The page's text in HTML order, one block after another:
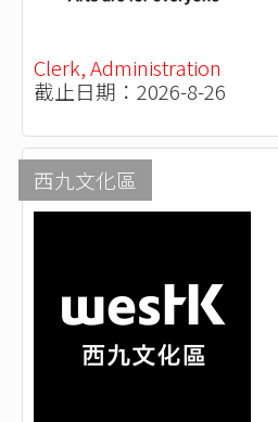
Clerk, Administration
截止日期：2026-8-26
西九文化區